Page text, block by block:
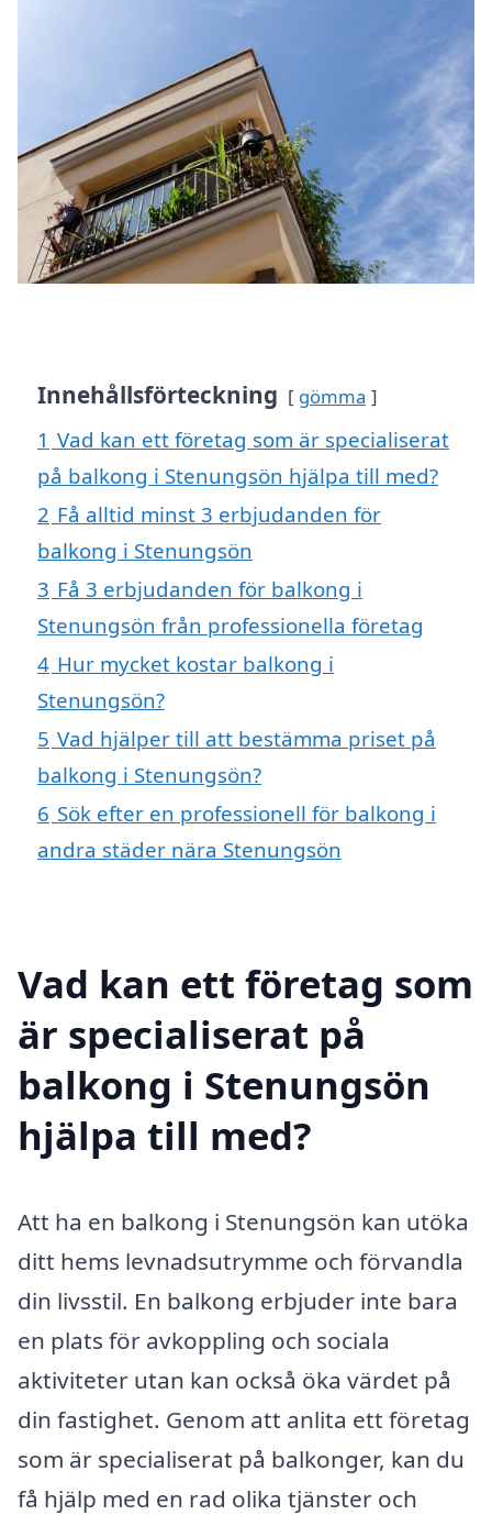
Innehållsförteckning gömma
1 Vad kan ett företag som är specialiserat
på balkong i Stenungsön hjälpa till med?
2 Få alltid minst 3 erbjudanden för
balkong i Stenungsön
3 Få 3 erbjudanden för balkong i
Stenungsön från professionella företag
4 Hur mycket kostar balkong i
Stenungsön?
5 Vad hjälper till att bestämma priset på
balkong i Stenungsön?
6 Sök efter en professionell för balkong i
andra städer nära Stenungsön
Vad kan ett företag som
är specialiserat på
balkong i Stenungsön
hjälpa till med?
Att ha en balkong i Stenungsön kan utöka
ditt hems levnadsutrymme och förvandla
din livsstil. En balkong erbjuder inte bara
en plats för avkoppling och sociala
aktiviteter utan kan också öka värdet på
din fastighet. Genom att anlita ett företag
som är specialiserat på balkonger, kan du
få hjälp med en rad olika tjänster och